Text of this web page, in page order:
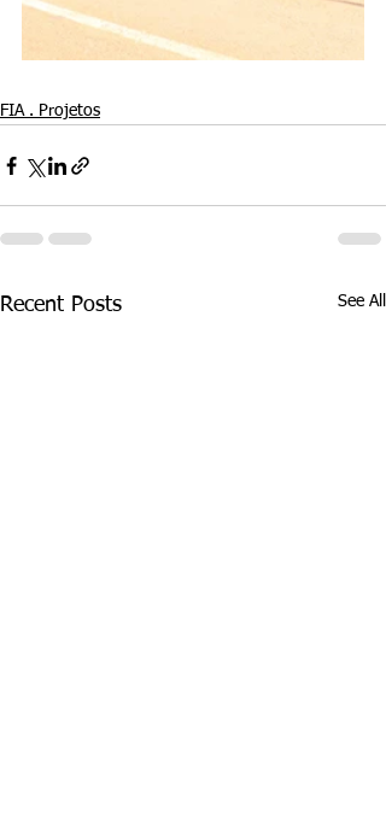
FIA . Projetos
Recent Posts See All